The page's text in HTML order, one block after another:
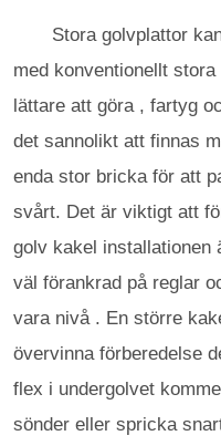
Stora golvplattor
med konventionellt
lättare att göra , fartyg
det sannolikt att finnas
enda stor bricka för att
svårt. Det är viktigt att
golv kakel installationen
väl förankrad på reglar
vara nivå . En större
övervinna förberedelse
flex i undergolvet
sönder eller spricka